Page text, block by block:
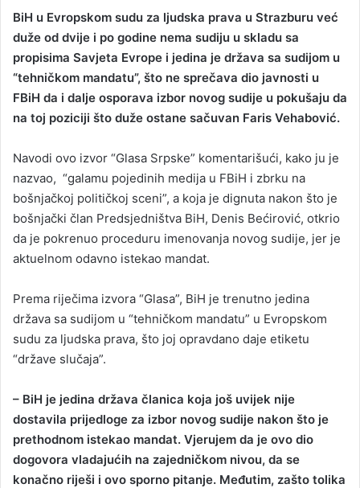
n
d
a
n
e
m
i
l
BiH u Evropskom sudu za ljudska prava u Strazburu već
duže od dvije i po godine nema sudiju u skladu sa
propisima Savjeta Evrope i jedina je država sa sudijom u
“tehničkom mandatu”, što ne sprečava dio javnosti u
FBiH da i dalje osporava izbor novog sudije u pokušaju da
na toj poziciji što duže ostane sačuvan Faris Vehabović.
Navodi ovo izvor “Glasa Srpske” komentarišući, kako ju je
nazvao, “galamu pojedinih medija u FBiH i zbrku na
bošnjačkoj političkoj sceni”, a koja je dignuta nakon što je
bošnjački član Predsjedništva BiH, Denis Bećirović, otkrio
da je pokrenuo proceduru imenovanja novog sudije, jer je
aktuelnom odavno istekao mandat.
Prema riječima izvora “Glasa”, BiH je trenutno jedina
država sa sudijom u “tehničkom mandatu” u Evropskom
sudu za ljudska prava, što joj opravdano daje etiketu
“države slučaja”.
– BiH je jedina država članica koja još uvijek nije
dostavila prijedloge za izbor novog sudije nakon što je
prethodnom istekao mandat. Vjerujem da je ovo dio
dogovora vladajućih na zajedničkom nivou, da se
konačno riješi i ovo sporno pitanje. Međutim, zašto tolika